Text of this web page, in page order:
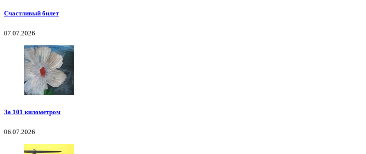
Счастливый билет
07.07.2026
За 101 километром
06.07.2026